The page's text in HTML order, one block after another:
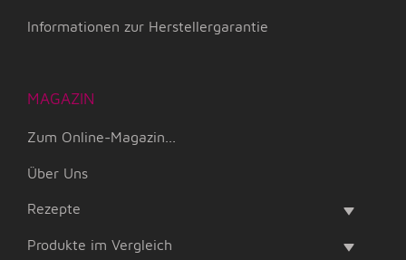
Informationen zur Herstellergarantie
MAGAZIN
Zum Online-Magazin...
Über Uns
Rezepte
Produkte im Vergleich